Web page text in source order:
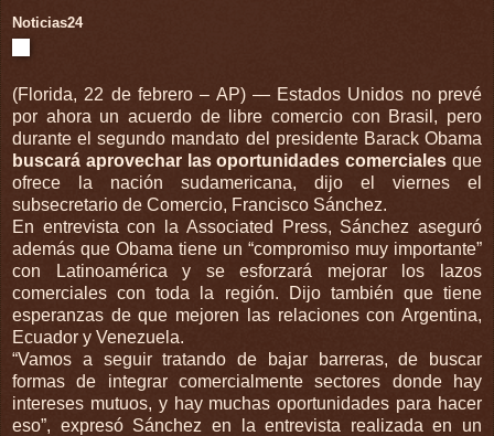
Noticias24
(Florida, 22 de febrero – AP) — Estados Unidos no prevé
por ahora un acuerdo de libre comercio con Brasil, pero
durante el segundo mandato del presidente Barack Obama
buscará aprovechar las oportunidades comerciales que
ofrece la nación sudamericana, dijo el viernes el
subsecretario de Comercio, Francisco Sánchez.
En entrevista con la Associated Press, Sánchez aseguró
además que Obama tiene un “compromiso muy importante”
con Latinoamérica y se esforzará mejorar los lazos
comerciales con toda la región. Dijo también que tiene
esperanzas de que mejoren las relaciones con Argentina,
Ecuador y Venezuela.
“Vamos a seguir tratando de bajar barreras, de buscar
formas de integrar comercialmente sectores donde hay
intereses mutuos, y hay muchas oportunidades para hacer
eso”, expresó Sánchez en la entrevista realizada en un